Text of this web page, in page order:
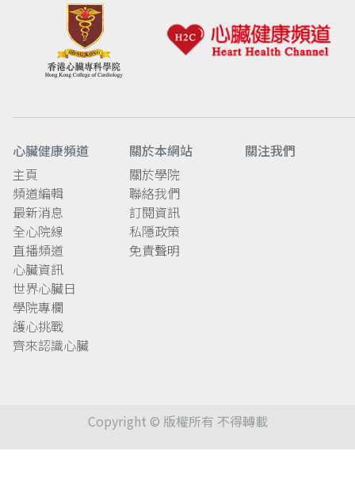
心臟健康頻道
主頁
頻道編輯
最新消息
全心院線
直播頻道
心臟資訊
世界心臟日
學院專欄
護心挑戰
齊來認識心臟
關於本網站
關於學院
聯絡我們
訂閱資訊
私隱政策
免責聲明
關注我們
Copyright © 版權所有 不得轉載